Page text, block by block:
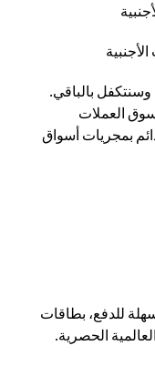
بالباقي.
العملات
بمجريات أسواق
للدفع، بطاقات
الحصرية.